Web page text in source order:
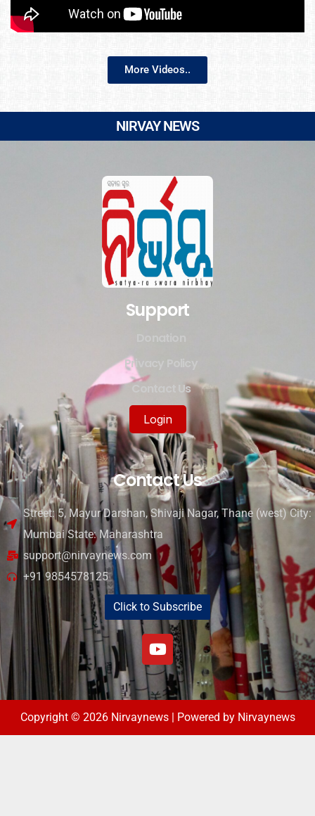
More Videos..
NIRVAY NEWS
Support
Privacy Policy
Contact Us
Login
Contact Us
Street: 5, Mayur Darshan, Shivaji Nagar, Thane (west) City:
Mumbai State: Maharashtra
support@nirvaynews.com
+91 9854578125
Click to Subscribe
Copyright © 2026 Nirvaynews | Powered by Nirvaynews